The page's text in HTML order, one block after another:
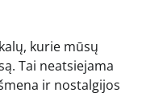
kurie mūsų
Tai neatsiejama
ir nostalgijos